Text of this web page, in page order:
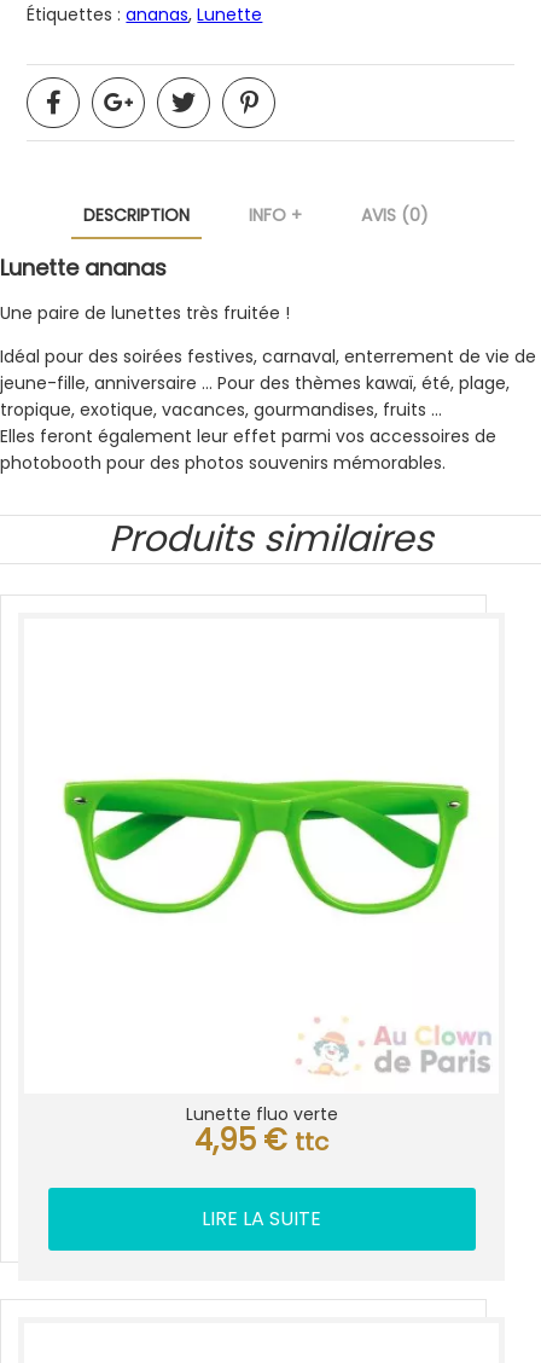
Étiquettes :ananas,Lunette
DESCRIPTION INFO + AVIS (0)
Lunette ananas
Une paire de lunettes très fruitée !
Idéal pour des soirées festives, carnaval, enterrement de vie de
jeune-fille, anniversaire … Pour des thèmes kawaï, été, plage,
tropique, exotique, vacances, gourmandises, fruits …
Elles feront également leur effet parmi vos accessoires de
photobooth pour des photos souvenirs mémorables.
Produits similaires
Lunette fluo verte
4,95 € ttc
LIRE LA SUITE